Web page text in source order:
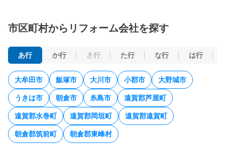
市区町村からリフォーム会社を探す
あ行 か行 さ行 た行 な行 は行
大牟田市 飯塚市 大川市 小郡市 大野城市
うきは市 朝倉市 糸島市 遠賀郡芦屋町
遠賀郡水巻町 遠賀郡岡垣町 遠賀郡遠賀町
朝倉郡筑前町 朝倉郡東峰村